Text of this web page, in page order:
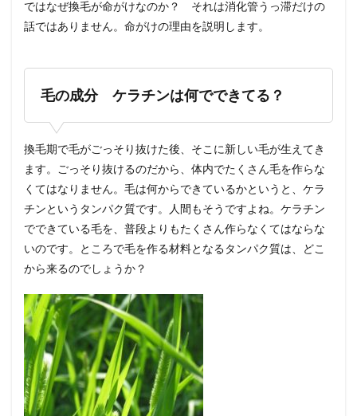
ではなぜ換毛が命がけなのか？ それは消化管うっ滞だけの
話ではありません。命がけの理由を説明します。
毛の成分 ケラチンは何でできてる？
換毛期で毛がごっそり抜けた後、そこに新しい毛が生えてき
ます。ごっそり抜けるのだから、体内でたくさん毛を作らな
くてはなりません。毛は何からできているかというと、ケラ
チンというタンパク質です。人間もそうですよね。ケラチン
でできている毛を、普段よりもたくさん作らなくてはならな
いのです。ところで毛を作る材料となるタンパク質は、どこ
から来るのでしょうか？